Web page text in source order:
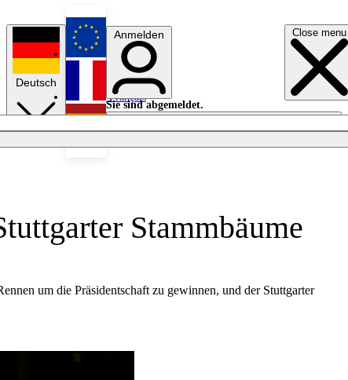
Close menu
Deutsch
English
Français
Anmelden
Sie sind abgemeldet.
Anmelden
Licht aus
Stammbäume
um die Präsidentschaft zu gewinnen, und der Stuttgarter